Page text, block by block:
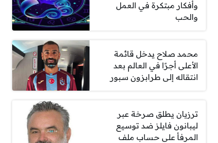
وأفكار مبتكرة في العمل
والحب
محمد صلاح يدخل قائمة
الأعلى أجرًا في العالم بعد
انتقاله إلى طرابزون سبور
ترزيان يطلق صرخة عبر
ليبانون فايلز ضد توسيع
المرفأ على حساب ملف